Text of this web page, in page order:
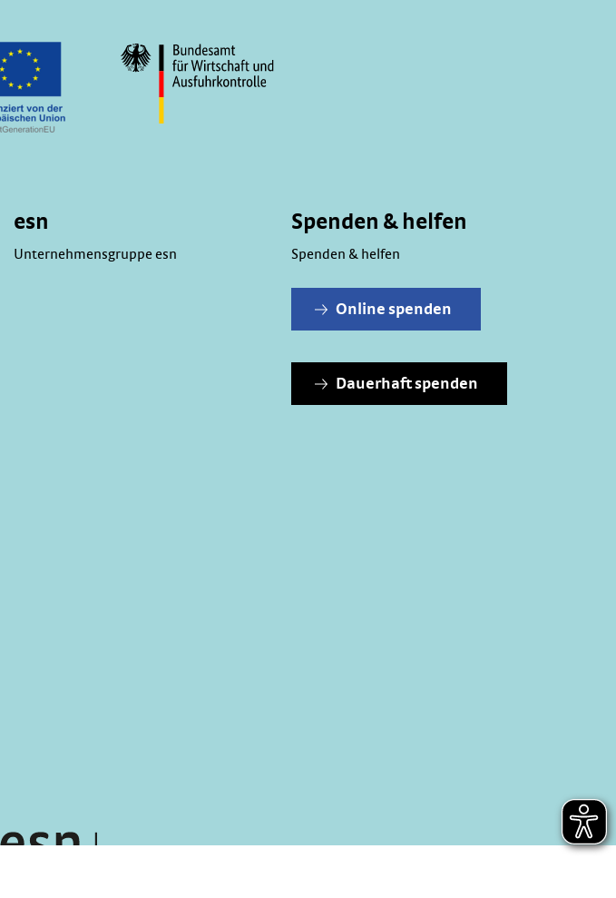
esn
Unternehmensgruppe esn
Spenden & helfen
Spenden & helfen
Online spenden
Dauerhaft spenden